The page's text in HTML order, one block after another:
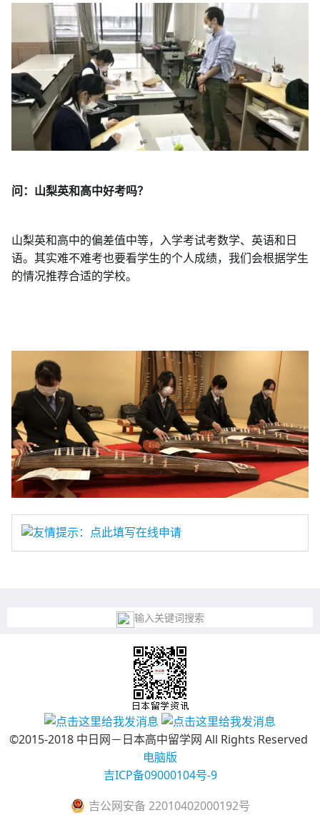
问：山梨英和高中好考吗？
山梨英和高中的偏差值中等，入学考试考数学、英语和日
语。其实难不难考也要看学生的个人成绩，我们会根据学生
的情况推荐合适的学校。
友情提示：点此填写在线申请
输入关键词搜索
©2015-2018 中日网－日本高中留学网 All Rights Reserved
电脑版
吉ICP备09000104号-9
吉公网安备 22010402000192号